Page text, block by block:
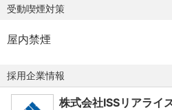
が行います。
・工程・納期管理
進捗を管理、指定の納期通りに
を担います。
スキルアップ資金援助制度（学
で会社負担で語学やビジネスス
度です。
【家族手当】
配偶者手当12,000円 子1人目
ゃない。管理職を越える所得と
る管理職が生まれるゆえんです。
受動喫煙対策
屋内禁煙
採用企業情報
株式会社ISSリアライ